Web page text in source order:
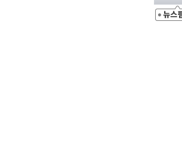
력 '희석' 전략 통할까
잼데믹' 안보까지 몰고 와"
그것이 국민의 뜻"
진
자 폭염 방치, 국격 훼손"